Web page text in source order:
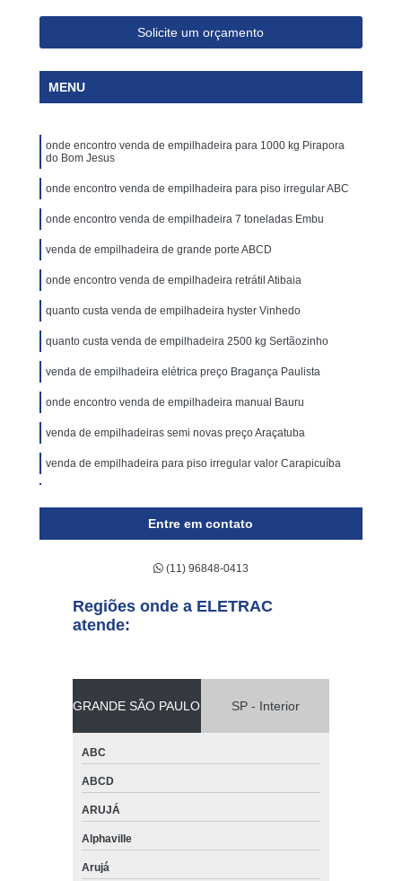
Solicite um orçamento
MENU
onde encontro venda de empilhadeira para 1000 kg Pirapora
do Bom Jesus
onde encontro venda de empilhadeira para piso irregular ABC
onde encontro venda de empilhadeira 7 toneladas Embu
venda de empilhadeira de grande porte ABCD
onde encontro venda de empilhadeira retrátil Atibaia
quanto custa venda de empilhadeira hyster Vinhedo
quanto custa venda de empilhadeira 2500 kg Sertãozinho
venda de empilhadeira elétrica preço Bragança Paulista
onde encontro venda de empilhadeira manual Bauru
venda de empilhadeiras semi novas preço Araçatuba
venda de empilhadeira para piso irregular valor Carapicuíba
venda de empilhadeira elétrica preço São José dos Campos
venda de empilhadeira 2500 kg Biritiba Mirim
venda de empilhadeira hyster Embu Guaçú
venda de empilhadeiras semi novas valor Cajamar
venda de empilhadeira para piso irregular preço Rio Grande da
Entre em contato
(11) 96848-0413
Regiões onde a ELETRAC
atende:
GRANDE SÃO PAULO SP - Interior
ABC
ABCD
ARUJÁ
Alphaville
Arujá